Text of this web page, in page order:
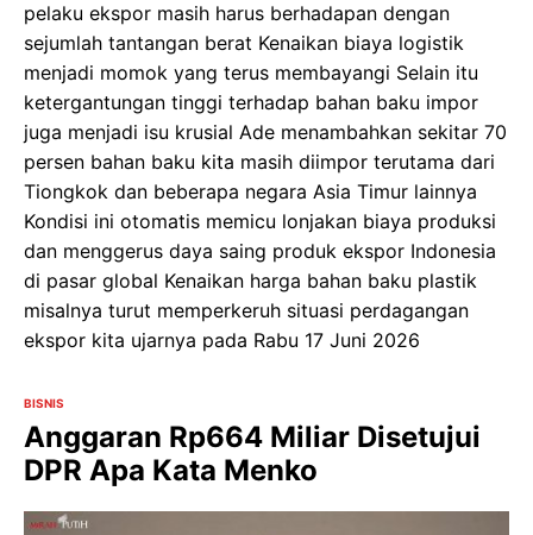
pelaku ekspor masih harus berhadapan dengan
sejumlah tantangan berat Kenaikan biaya logistik
menjadi momok yang terus membayangi Selain itu
ketergantungan tinggi terhadap bahan baku impor
juga menjadi isu krusial Ade menambahkan sekitar 70
persen bahan baku kita masih diimpor terutama dari
Tiongkok dan beberapa negara Asia Timur lainnya
Kondisi ini otomatis memicu lonjakan biaya produksi
dan menggerus daya saing produk ekspor Indonesia
di pasar global Kenaikan harga bahan baku plastik
misalnya turut memperkeruh situasi perdagangan
ekspor kita ujarnya pada Rabu 17 Juni 2026
BISNIS
Anggaran Rp664 Miliar Disetujui
DPR Apa Kata Menko